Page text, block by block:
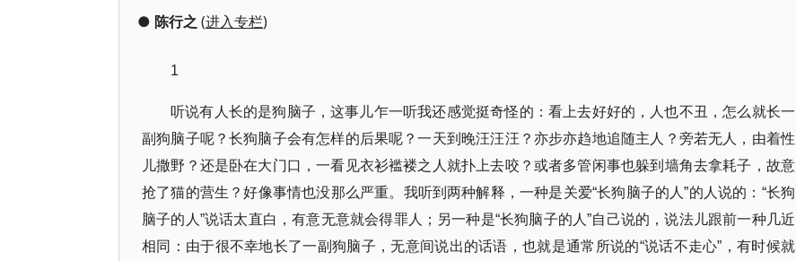
● 陈行之 (进入专栏)
1
听说有人长的是狗脑子，这事儿乍一听我还感觉挺奇怪的：看上去好好的，人也不丑，怎么就长一
副狗脑子呢？长狗脑子会有怎样的后果呢？一天到晚汪汪汪？亦步亦趋地追随主人？旁若无人，由着性
儿撒野？还是卧在大门口，一看见衣衫褴褛之人就扑上去咬？或者多管闲事也躲到墙角去拿耗子，故意
抢了猫的营生？好像事情也没那么严重。我听到两种解释，一种是关爱“长狗脑子的人”的人说的：“长狗
脑子的人”说话太直白，有意无意就会得罪人；另一种是“长狗脑子的人”自己说的，说法儿跟前一种几近
相同：由于很不幸地长了一副狗脑子，无意间说出的话语，也就是通常所说的“说话不走心”，有时候就